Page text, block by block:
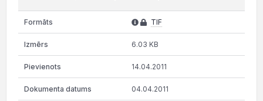
TIF
6.03 KB
14.04.2011
04.04.2011